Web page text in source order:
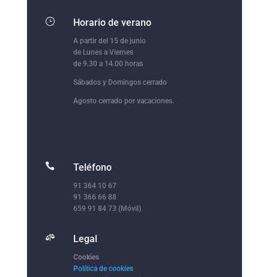
} Horario de verano
A partir del 15 de junio
de Lunes a Viernes
de 9.30 a 14.00 horas
Sábados y Domingos cerrado
Agosto cerrado por vacaciones.
 Teléfono
91 364 10 67
91 366 66 88
659 91 84 73 (Móvil)
 Legal
Cookies
Política de cookies